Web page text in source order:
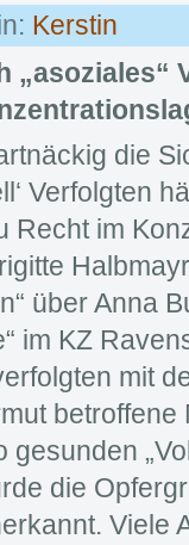
Kerstin
„asoziales“
die
Verfolgten
Recht im
über Anna
im KZ
mit
die
Viele